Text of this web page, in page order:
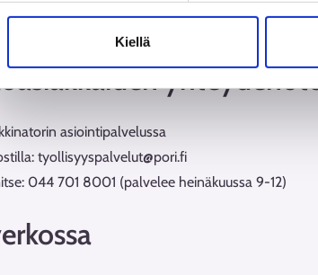
Kiellä
saat lähipalvelua jälleen 3.8. alkaen
asiointipalvelussa
tyollisyyspalvelut@pori.fi
044 701 8001 (palvelee heinäkuussa 9-12)